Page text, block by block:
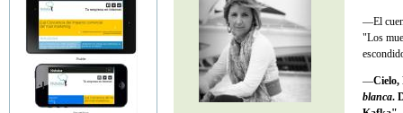
—El
"Los
—Cielo,
blanca.